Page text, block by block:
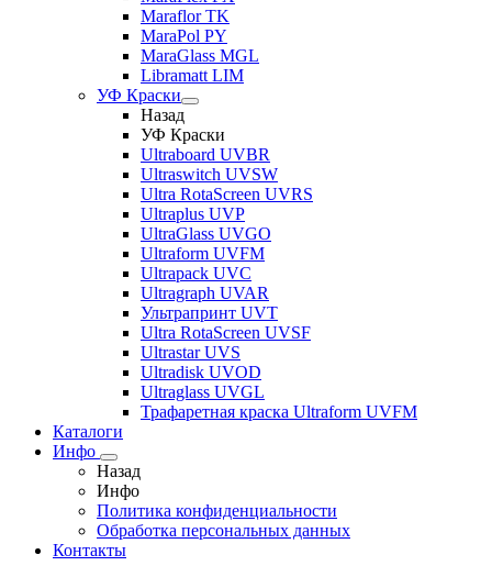
Maraflor TK
MaraPol PY
MaraGlass MGL
Libramatt LIM
УФ Краски
Назад
УФ Краски
Ultraboard UVBR
Ultraswitch UVSW
Ultra RotaScreen UVRS
Ultraplus UVP
UltraGlass UVGO
Ultraform UVFM
Ultrapack UVC
Ultragraph UVAR
Ультрапринт UVT
Ultra RotaScreen UVSF
Ultrastar UVS
Ultradisk UVOD
Ultraglass UVGL
Трафаретная краска Ultraform UVFM
Каталоги
Инфо
Назад
Инфо
Политика конфиденциальности
Обработка персональных данных
Контакты